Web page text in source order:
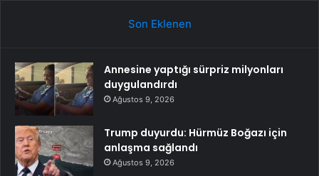
Son Eklenen
Annesine yaptığı sürpriz milyonları
duygulandırdı
Ağustos 9, 2026
Trump duyurdu: Hürmüz Boğazı için
anlaşma sağlandı
Ağustos 9, 2026